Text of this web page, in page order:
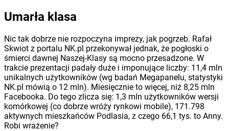
Umarła klasa
Nic tak dobrze nie rozpoczyna imprezy, jak pogrzeb. Rafał
Skwiot z portalu NK.pl przekonywał jednak, że pogłoski o
śmierci dawnej Naszej-Klasy są mocno przesadzone. W
trakcie prezentacji padały duże i imponujące liczby: 11,4 mln
unikalnych użytkowników (wg badań Megapanelu, statystyki
NK.pl mówią o 12 mln). Miesięcznie to więcej, niż 8,25 mln
Facebooka. Do tego zlicza się: 1,3 mln użytkowników wersji
komórkowej (co dobrze wróży rynkowi mobile), 171.798
aktywnych mieszkańców Podlasia, z czego 66,1 tys. to Anny.
Robi wrażenie?